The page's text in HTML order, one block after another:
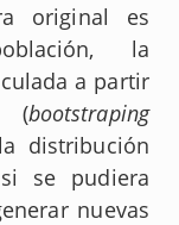
original es
la
a partir
(bootstraping
distribución
se pudiera
nuevas